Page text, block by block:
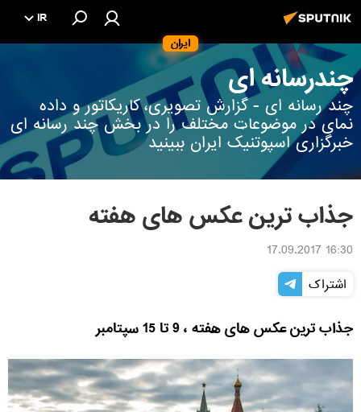
ایران
IR
چندرسانه ای
چند رسانه ای - گزارش تصویری، کاریکاتور و داده
نمای در موضوعات مختلف را در بخش چند رسانه ای
خبرگزاری اسپوتنیک ایران ببینید
جذاب ترین عکس های هفته
16:30 17.09.2017
اشتراک
جذاب ترین عکس های هفته ، 9 تا 15 سپتامبر